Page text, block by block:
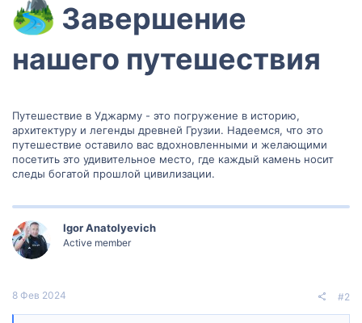
Завершение
нашего путешествия​
Путешествие в Уджарму - это погружение в историю,
архитектуру и легенды древней Грузии. Надеемся, что это
путешествие оставило вас вдохновленными и желающими
посетить это удивительное место, где каждый камень носит
следы богатой прошлой цивилизации.
Igor Anatolyevich
Active member
8 Фев 2024 #2